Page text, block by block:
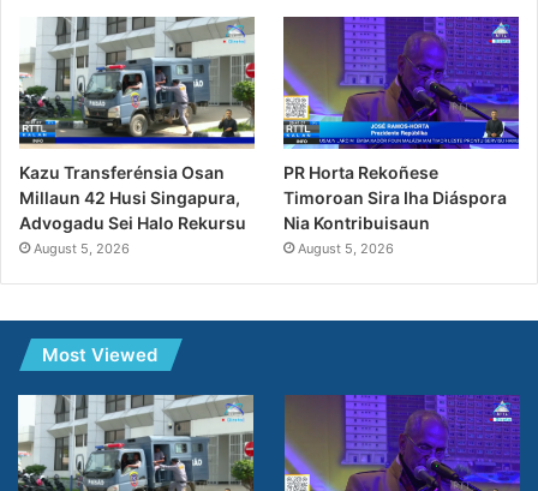
Kazu Transferénsia Osan
Millaun 42 Husi Singapura,
Advogadu Sei Halo Rekursu
August 5, 2026
PR Horta Rekoñese
Timoroan Sira Iha Diáspora
Nia Kontribuisaun
August 5, 2026
Most Viewed